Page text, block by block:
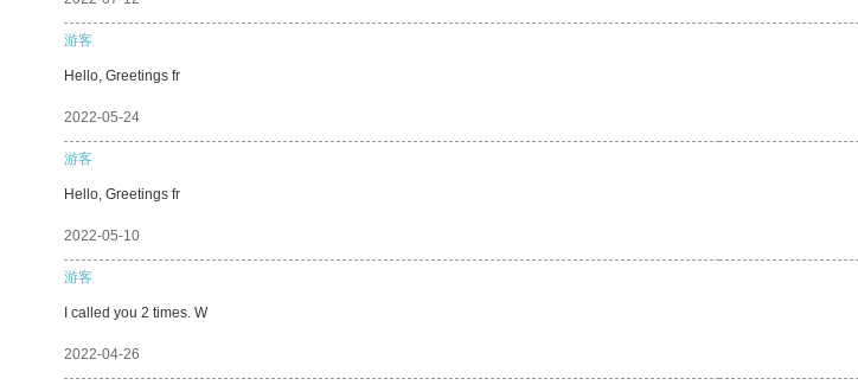
游客
Hello, Greetings fr
2022-05-24
游客
Hello, Greetings fr
2022-05-10
游客
I called you 2 times. W
2022-04-26